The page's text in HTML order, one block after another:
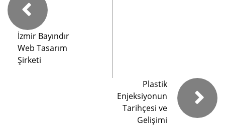
İzmir Bayındır
Web Tasarım
Şirketi
Plastik
Enjeksiyonun
Tarihçesi ve
Gelişimi